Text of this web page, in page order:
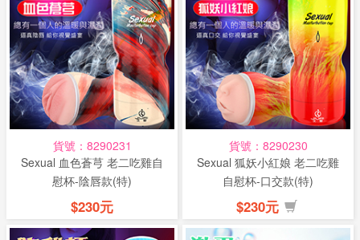
貨號：8290231
Sexual 血色蒼芎 老二吃雞自
慰杯-陰唇款(特)
$230元
貨號：8290230
Sexual 狐妖小紅娘 老二吃雞
自慰杯-口交款(特)
$230元